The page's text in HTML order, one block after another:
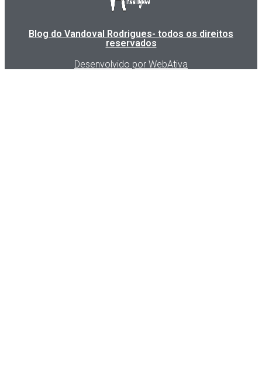
Blog do Vandoval Rodrigues- todos os direitos
reservados
Desenvolvido por WebAtiva